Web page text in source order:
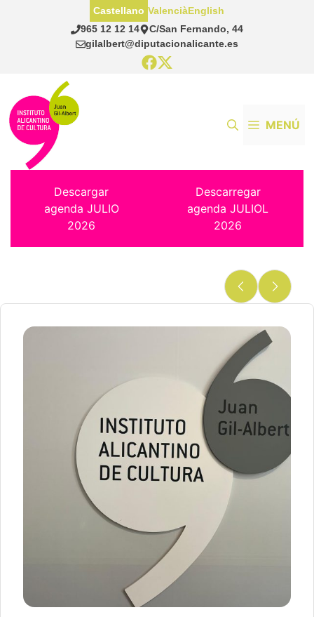
965 12 12 14
C/San Fernando, 44
gilalbert@diputacionalicante.es
Castellano ValenciàEnglish
MENÚ
Descargar
agenda JULIO
2026
Descarregar
agenda JULIOL
2026